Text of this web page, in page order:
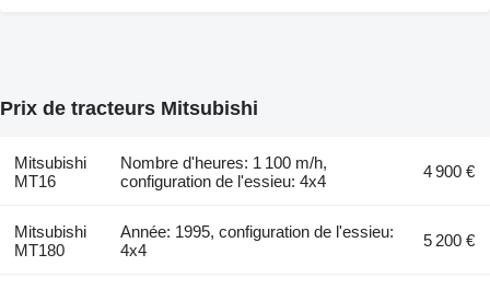
Prix de tracteurs Mitsubishi
Mitsubishi
MT16
Nombre d'heures: 1 100 m/h,
configuration de l'essieu: 4x4
4 900 €
Mitsubishi
MT180
Année: 1995, configuration de l'essieu:
4x4
5 200 €